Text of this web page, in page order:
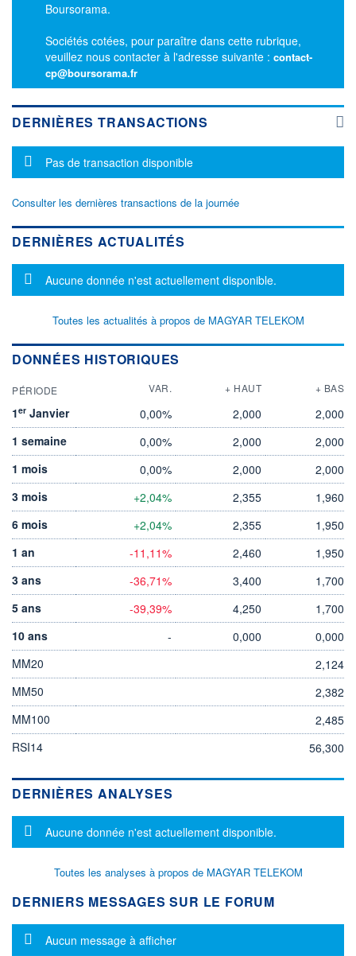
Boursorama.
Sociétés cotées, pour paraître dans cette rubrique,
veuillez nous contacter à l'adresse suivante : contact-
cp@boursorama.fr
DERNIÈRES TRANSACTIONS
Message d'information
Pas de transaction disponible
Consulter les dernières transactions de la journée
DERNIÈRES ACTUALITÉS
Message d'information
Aucune donnée n'est actuellement disponible.
Toutes les actualités à propos de MAGYAR TELEKOM
DONNÉES HISTORIQUES
PÉRIODE VAR. + HAUT + BAS
1er Janvier 0,00% 2,000
2,000
1 semaine
0,00% 2,000
2,000
1 mois
0,00% 2,000
2,000
3 mois
+2,04% 2,355
1,960
6 mois
+2,04% 2,355
1,950
1 an
-11,11% 2,460
1,950
3 ans
-36,71% 3,400
1,700
5 ans
-39,39% 4,250
1,700
10 ans
- 0,000
0,000
MM20
2,124
MM50
2,382
MM100
2,485
RSI14
56,300
DERNIÈRES ANALYSES
Message d'information
Aucune donnée n'est actuellement disponible.
Toutes les analyses à propos de MAGYAR TELEKOM
DERNIERS MESSAGES SUR LE FORUM
Message d'information
Aucun message à afficher